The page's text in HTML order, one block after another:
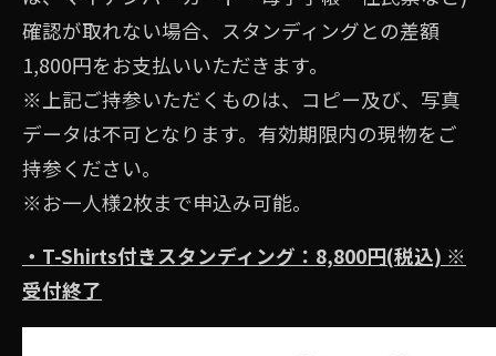
確認が取れない場合、スタンディングとの差額
1,800円をお支払いいただきます。
※上記ご持参いただくものは、コピー及び、写真
データは不可となります。有効期限内の現物をご
持参ください。
※お⼀⼈様2枚まで申込み可能。
・T-Shirts付きスタンディング：8,800円(税込) ※
受付終了